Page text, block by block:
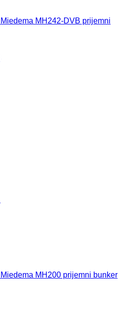
Miedema MH242-DVB prijemni
Miedema MH200 prijemni bunker